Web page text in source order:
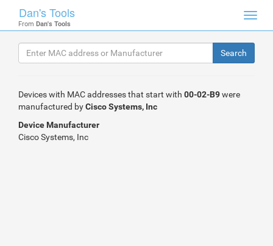
Dan's Tools
From Dan's Tools
Devices with MAC addresses that start with 00-02-B9were
manufactured byCisco Systems, Inc
Device Manufacturer
Cisco Systems, Inc